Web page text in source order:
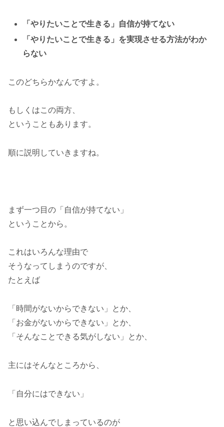
「やりたいことで生きる」自信が持てない
「やりたいことで生きる」を実現させる方法がわか
らない
このどちらかなんですよ。
もしくはこの両方、
ということもあります。
順に説明していきますね。
まず一つ目の「自信が持てない」
ということから。
これはいろんな理由で
そうなってしまうのですが、
たとえば
「時間がないからできない」とか、
「お金がないからできない」とか、
「そんなことできる気がしない」とか、
主にはそんなところから、
「自分にはできない」
と思い込んでしまっているのが